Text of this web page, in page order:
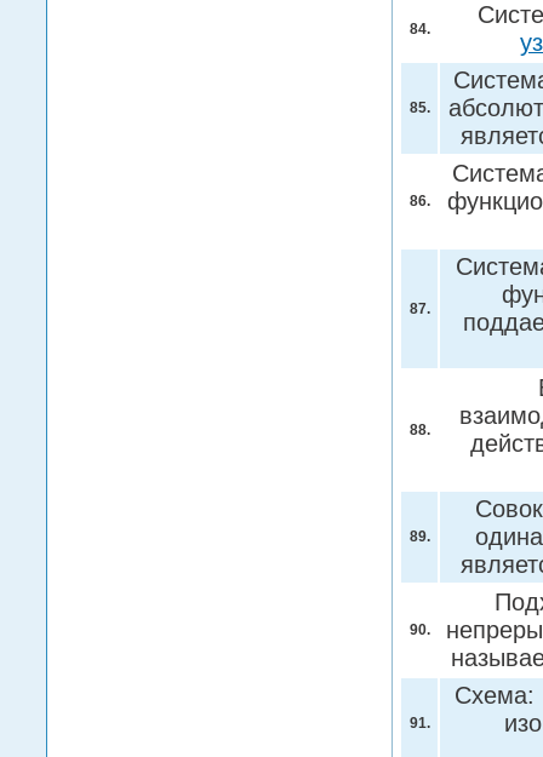
84.
85.
86.
87.
88.
89.
90.
91.
Схема: